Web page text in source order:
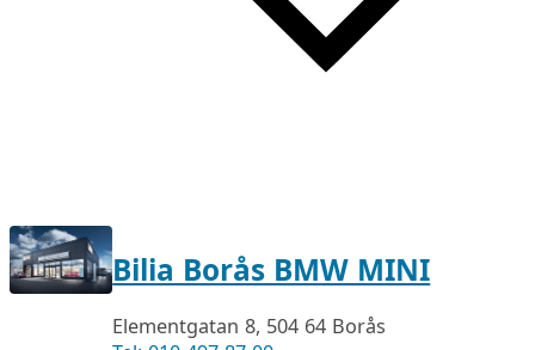
Bilia Borås BMW MINI
Elementgatan 8, 504 64 Borås